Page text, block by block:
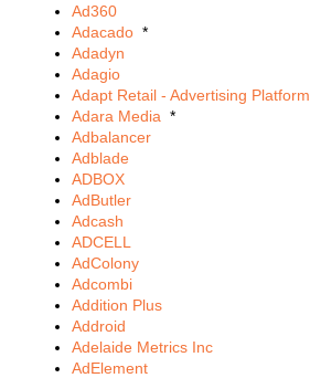
Ad360
Adacado *
Adadyn
Adagio
Adapt Retail - Advertising Platform
Adara Media *
Adbalancer
Adblade
ADBOX
AdButler
Adcash
ADCELL
AdColony
Adcombi
Addition Plus
Addroid
Adelaide Metrics Inc
AdElement